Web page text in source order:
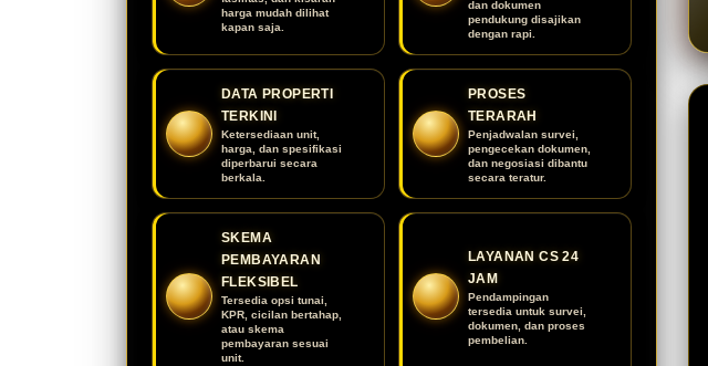
harga mudah dilihat
kapan saja.
dan dokumen
pendukung disajikan
dengan rapi.
DATA PROPERTI
TERKINI
Ketersediaan unit,
harga, dan spesifikasi
diperbarui secara
berkala.
PROSES
TERARAH
Penjadwalan survei,
pengecekan dokumen,
dan negosiasi dibantu
secara teratur.
SKEMA
PEMBAYARAN
FLEKSIBEL
Tersedia opsi tunai,
KPR, cicilan bertahap,
atau skema
pembayaran sesuai
unit.
LAYANAN CS 24
JAM
Pendampingan
tersedia untuk survei,
dokumen, dan proses
pembelian.